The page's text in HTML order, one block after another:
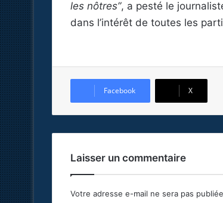
les nôtres”, a pesté le
dans l’intérêt de toutes les
Facebook X
Laisser un commentaire
Votre adresse e-mail ne sera pas